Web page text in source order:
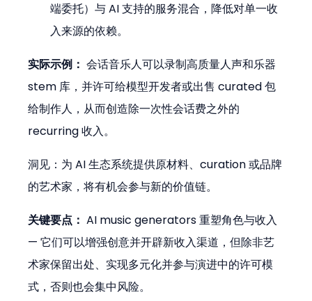
端委托）与 AI 支持的服务混合，降低对单一收
入来源的依赖。
实际示例： 会话音乐人可以录制高质量人声和乐器
stem 库，并许可给模型开发者或出售 curated 包
给制作人，从而创造除一次性会话费之外的
recurring 收入。
洞见：为 AI 生态系统提供原材料、curation 或品牌
的艺术家，将有机会参与新的价值链。
关键要点： AI music generators 重塑角色与收入
— 它们可以增强创意并开辟新收入渠道，但除非艺
术家保留出处、实现多元化并参与演进中的许可模
式，否则也会集中风险。